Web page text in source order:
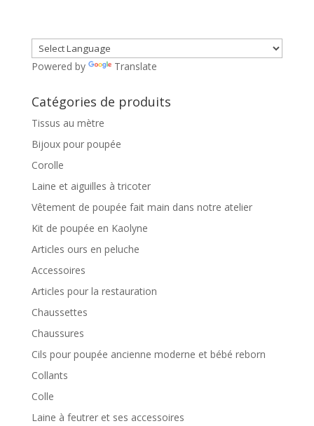
Powered by Translate
Catégories de produits
Tissus au mètre
Bijoux pour poupée
Corolle
Laine et aiguilles à tricoter
Vêtement de poupée fait main dans notre atelier
Kit de poupée en Kaolyne
Articles ours en peluche
Accessoires
Articles pour la restauration
Chaussettes
Chaussures
Cils pour poupée ancienne moderne et bébé reborn
Collants
Colle
Laine à feutrer et ses accessoires